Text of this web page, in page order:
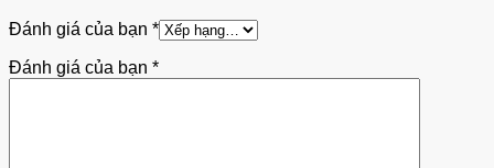
Đánh giá của bạn *
Đánh giá của bạn *